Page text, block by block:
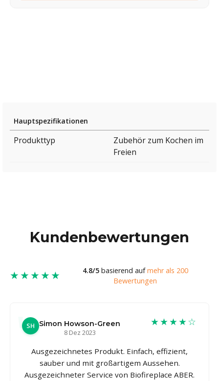
Hauptspezifikationen
Produkttyp
Zubehör zum Kochen im
Freien
Kundenbewertungen
★★★★★ 4.8/5basierend aufmehr als 200
Bewertungen
SH Simon Howson-Green
8 Dez 2023
★★★★☆
Ausgezeichnetes Produkt. Einfach, effizient,
sauber und mit großartigem Aussehen.
Ausgezeichneter Service von Biofireplace ABER.